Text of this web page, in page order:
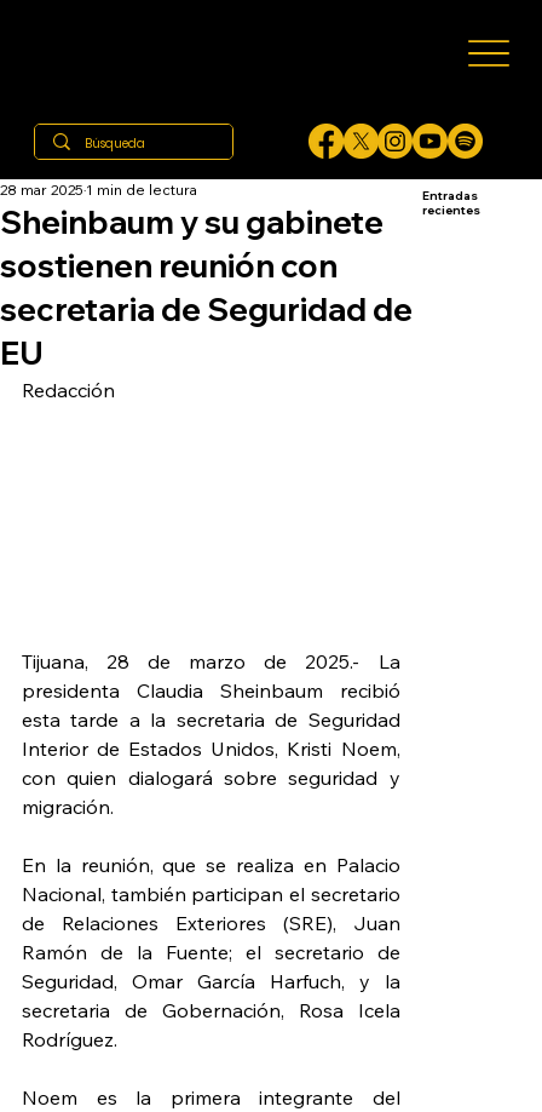
Sheinbaum y su gabinete
sostienen reunión con
secretaria de Seguridad de
EU
28 mar 2025 1 min de lectura
Redacción
Tijuana, 28 de marzo de 2025.- La
presidenta Claudia Sheinbaum recibió
esta tarde a la secretaria de Seguridad
Interior de Estados Unidos, Kristi Noem,
con quien dialogará sobre seguridad y
migración.
En la reunión, que se realiza en Palacio
Nacional, también participan el secretario
de Relaciones Exteriores (SRE), Juan
Ramón de la Fuente; el secretario de
Seguridad, Omar García Harfuch, y la
secretaria de Gobernación, Rosa Icela
Rodríguez.
Noem es la primera integrante del
Entradas
recientes